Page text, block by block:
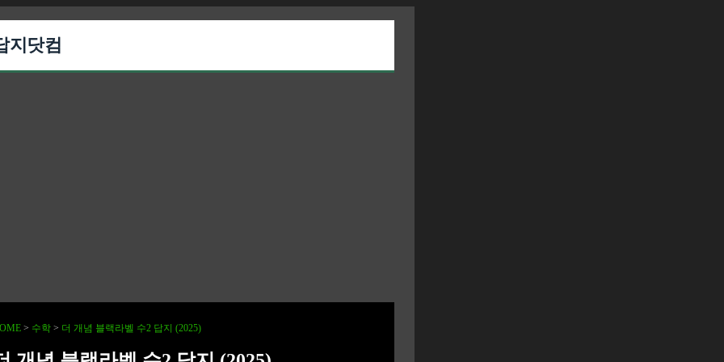
지닷컴
> 수학 > 더 개념 블랙라벨 수2 답지 (2025)